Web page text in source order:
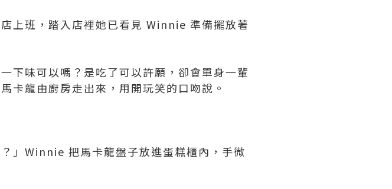
上班，踏入店裡她已看見 Winnie 準備擺放著
下味可以嗎？是吃了可以許願，卻會單身一輩
卡龍由廚房走出來，用開玩笑的口吻說。
」Winnie 把馬卡龍盤子放進蛋糕櫃內，手微